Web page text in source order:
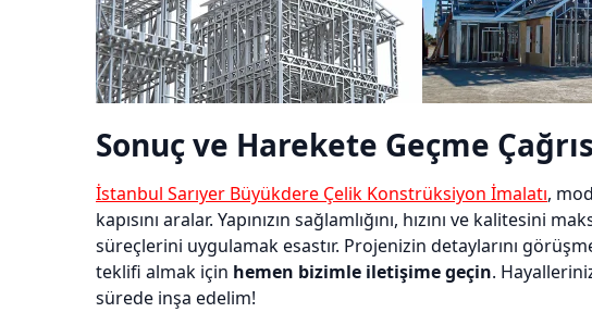
Sonuç ve Harekete Geçme
İstanbul Sarıyer Büyükdere Çelik Konstrüksiyon İmalatı,
kapısını aralar. Yapınızın sağlamlığını, hızını ve
süreçlerini uygulamak esastır. Projenizin detaylarını
teklifi almak için hemen bizimle iletişime geçin.
sürede inşa edelim!